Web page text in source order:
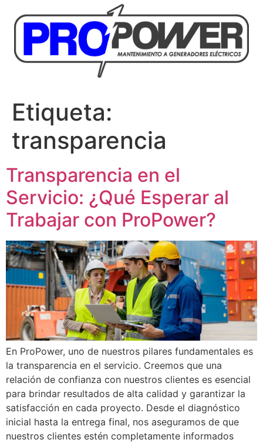
Etiqueta:
transparencia
Transparencia en el
Servicio: ¿Qué Esperar al
Trabajar con ProPower?
En ProPower, uno de nuestros pilares fundamentales es
la transparencia en el servicio. Creemos que una
relación de confianza con nuestros clientes es esencial
para brindar resultados de alta calidad y garantizar la
satisfacción en cada proyecto. Desde el diagnóstico
inicial hasta la entrega final, nos aseguramos de que
nuestros clientes estén completamente informados